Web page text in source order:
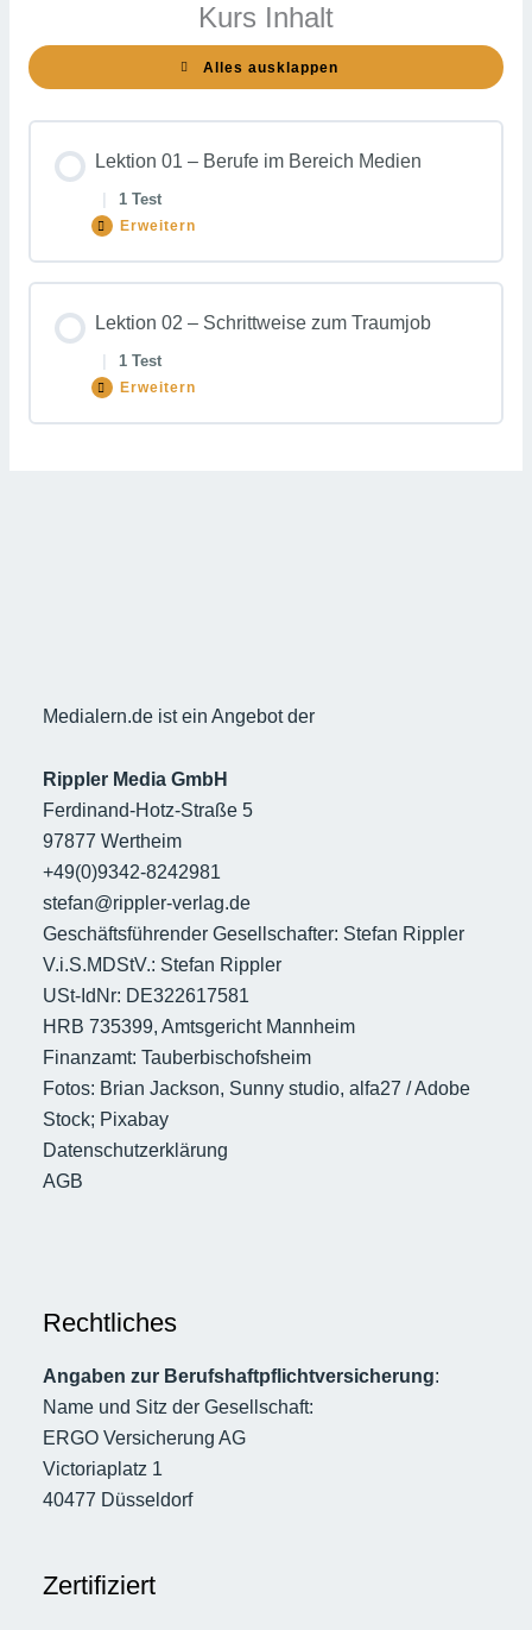
Kurs Inhalt
Alles ausklappen
Lektionen
Lektion 01 – Berufe im Bereich Medien
1 Test
Erweitern
Lektion
–
Berufe
Bereich
Medien
Lektion 02 – Schrittweise zum Traumjob
1 Test
Erweitern
Lektion
–
Medialern.de ist ein Angebot der
Rippler Media GmbH
Ferdinand-Hotz-Straße 5
97877 Wertheim
+49(0)9342-8242981
stefan@rippler-verlag.de
Geschäftsführender Gesellschafter: Stefan Rippler
V.i.S.MDStV.: Stefan Rippler
USt-IdNr: DE322617581
HRB 735399, Amtsgericht Mannheim
Finanzamt: Tauberbischofsheim
Fotos: Brian Jackson, Sunny studio, alfa27 / Adobe
Stock; Pixabay
Datenschutzerklärung
AGB
Rechtliches
Angaben zur Berufshaftpflichtversicherung:
Name und Sitz der Gesellschaft:
ERGO Versicherung AG
Victoriaplatz 1
40477 Düsseldorf
Zertifiziert